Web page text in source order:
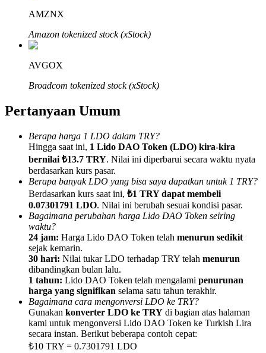
Hingga 65% Komisi!
Referensi
Undang teman untuk mendapatkan imbalan tunai
BTC Welcome Rewards
BTC Welcome Rewards
Deposit & Trade BTC to Share 25000 USDT prize pool!
AMZNX
Amazon tokenized stock (xStock)
AVGOX
Broadcom tokenized stock (xStock)
Pertanyaan Umum
Berapa harga 1 LDO dalam TRY?
Hingga saat ini, 1 Lido DAO Token (LDO) kira-kira
bernilai ₺13.7 TRY. Nilai ini diperbarui secara waktu nyata
berdasarkan kurs pasar.
Berapa banyak LDO yang bisa saya dapatkan untuk 1 TRY?
Berdasarkan kurs saat ini, ₺1 TRY dapat membeli
0.07301791 LDO. Nilai ini berubah sesuai kondisi pasar.
Bagaimana perubahan harga Lido DAO Token seiring
waktu?
24 jam: Harga Lido DAO Token telah menurun sedikit
sejak kemarin.
30 hari: Nilai tukar LDO terhadap TRY telah menurun
dibandingkan bulan lalu.
1 tahun: Lido DAO Token telah mengalami penurunan
harga yang signifikan selama satu tahun terakhir.
Bagaimana cara mengonversi LDO ke TRY?
Gunakan konverter LDO ke TRY di bagian atas halaman
kami untuk mengonversi Lido DAO Token ke Turkish Lira
secara instan. Berikut beberapa contoh cepat:
₺10 TRY = 0.7301791 LDO